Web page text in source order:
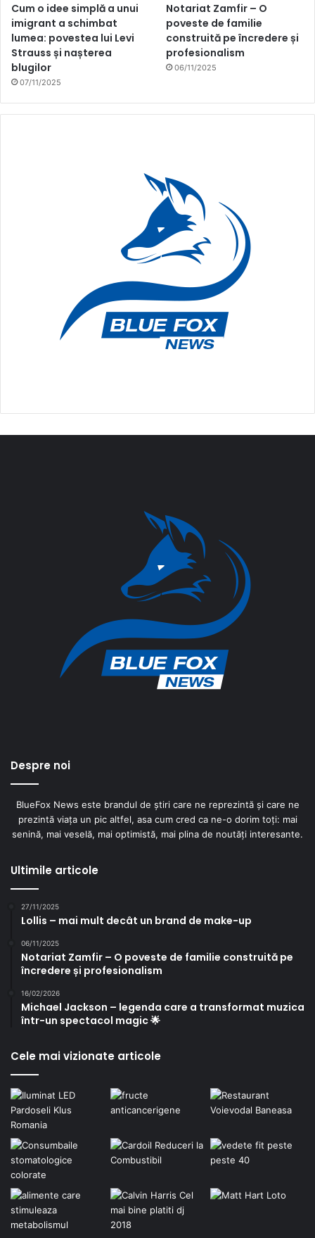
Cum o idee simplă a unui
imigrant a schimbat
lumea: povestea lui Levi
Strauss și nașterea
blugilor
07/11/2025
Notariat Zamfir – O
poveste de familie
construită pe încredere și
profesionalism
06/11/2025
Despre noi
BlueFox News este brandul de știri care ne reprezintă și care ne
prezintă viața un pic altfel, asa cum cred ca ne-o dorim toți: mai
senină, mai veselă, mai optimistă, mai plina de noutăți interesante.
Ultimile articole
27/11/2025
Lollis – mai mult decât un brand de make-up
06/11/2025
Notariat Zamfir – O poveste de familie construită pe
încredere și profesionalism
16/02/2026
Michael Jackson – legenda care a transformat muzica
într-un spectacol magic 🌟
Cele mai vizionate articole